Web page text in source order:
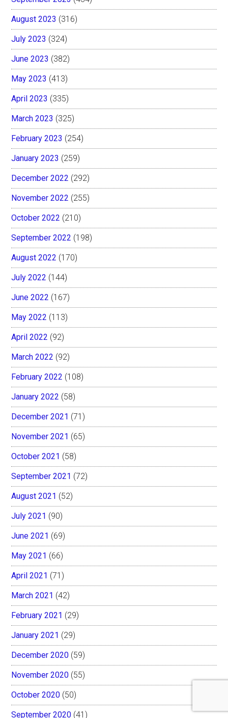
August 2023 (316)
July 2023 (324)
June 2023 (382)
May 2023 (413)
April 2023 (335)
March 2023 (325)
February 2023 (254)
January 2023 (259)
December 2022 (292)
November 2022 (255)
October 2022 (210)
September 2022 (198)
August 2022 (170)
July 2022 (144)
June 2022 (167)
May 2022 (113)
April 2022 (92)
March 2022 (92)
February 2022 (108)
January 2022 (58)
December 2021 (71)
November 2021 (65)
October 2021 (58)
September 2021 (72)
August 2021 (52)
July 2021 (90)
June 2021 (69)
May 2021 (66)
April 2021 (71)
March 2021 (42)
February 2021 (29)
January 2021 (29)
December 2020 (59)
November 2020 (55)
October 2020 (50)
September 2020 (41)